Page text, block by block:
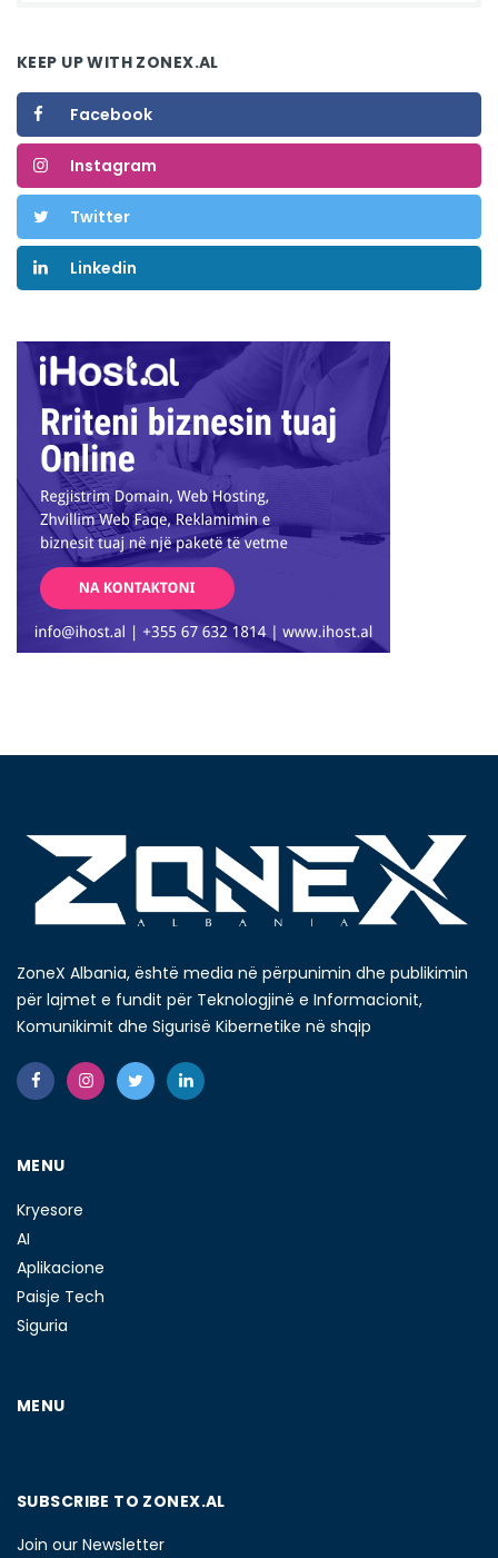
KEEP UP WITH ZONEX.AL
Facebook
Instagram
Twitter
Linkedin
ZoneX Albania, është media në përpunimin dhe publikimin
për lajmet e fundit për Teknologjinë e Informacionit,
Komunikimit dhe Sigurisë Kibernetike në shqip
MENU
Kryesore
AI
Aplikacione
Paisje Tech
Siguria
MENU
SUBSCRIBE TO ZONEX.AL
Join our Newsletter